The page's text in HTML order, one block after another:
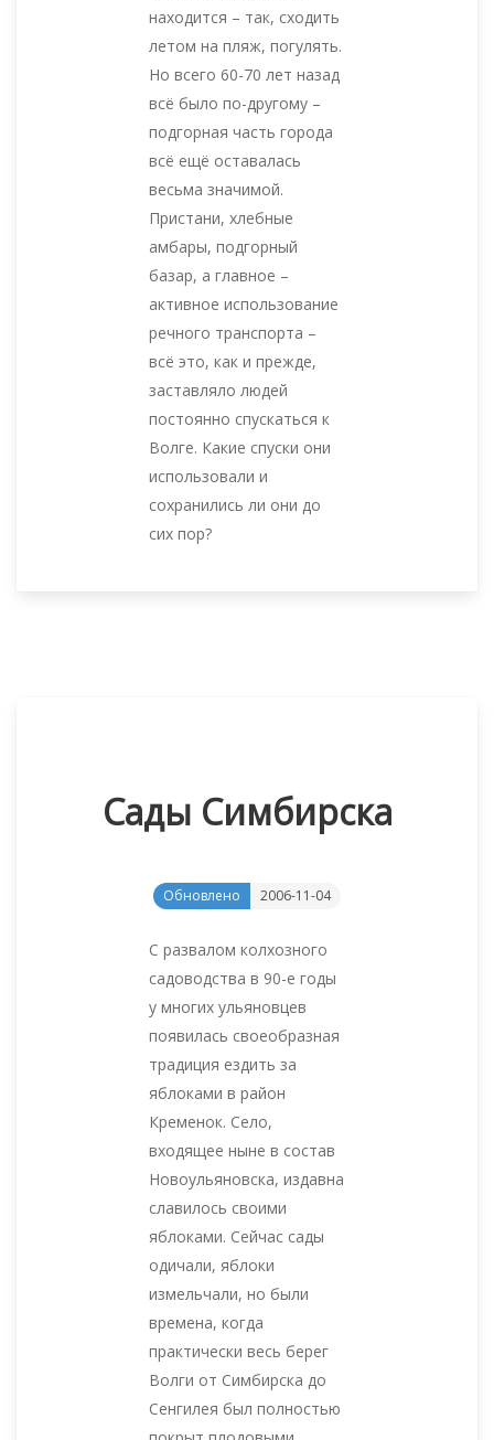
находится – так, сходить
летом на пляж, погулять.
Но всего 60-70 лет назад
всё было по-другому –
подгорная часть города
всё ещё оставалась
весьма значимой.
Пристани, хлебные
амбары, подгорный
базар, а главное –
активное использование
речного транспорта –
всё это, как и прежде,
заставляло людей
постоянно спускаться к
Волге. Какие спуски они
использовали и
сохранились ли они до
сих пор?
Сады Симбирска
Обновлено 2006-11-04
С развалом колхозного
садоводства в 90-е годы
у многих ульяновцев
появилась своеобразная
традиция ездить за
яблоками в район
Кременок. Село,
входящее ныне в состав
Новоульяновска, издавна
славилось своими
яблоками. Сейчас сады
одичали, яблоки
измельчали, но были
времена, когда
практически весь берег
Волги от Симбирска до
Сенгилея был полностью